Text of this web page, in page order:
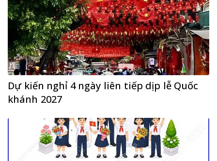
Dự kiến nghỉ 4 ngày liên tiếp dịp lễ Quốc
khánh 2027